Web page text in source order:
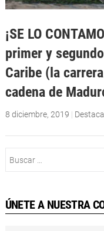
¡SE LO
primer y
Caribe (la
cadena de
8 diciembre, 2019 |
ÚNETE A NUESTRA